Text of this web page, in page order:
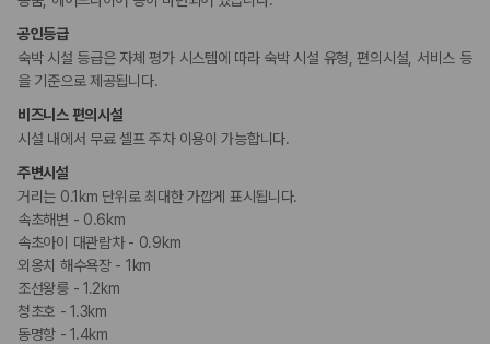
공인등급
숙박 시설 등급은 자체 평가 시스템에 따라 숙박 시설 유형, 편의시설, 서비스 등
을 기준으로 제공됩니다.
비즈니스 편의시설
시설 내에서 무료 셀프 주차 이용이 가능합니다.
주변시설
거리는 0.1km 단위로 최대한 가깝게 표시됩니다.
속초해변 - 0.6km
속초아이 대관람차 - 0.9km
외옹치 해수욕장 - 1km
조선왕릉 - 1.2km
청초호 - 1.3km
동명항 - 1.4km